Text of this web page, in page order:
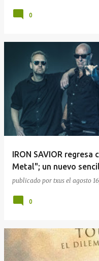
0
IRON SAVIOR
Metal"; un nuevo
publicado por txus el agosto
0